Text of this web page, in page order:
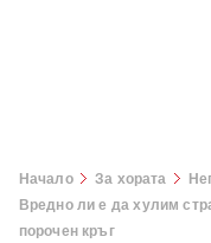
Начало За хората
Вредно ли е да хулим
порочен кръг